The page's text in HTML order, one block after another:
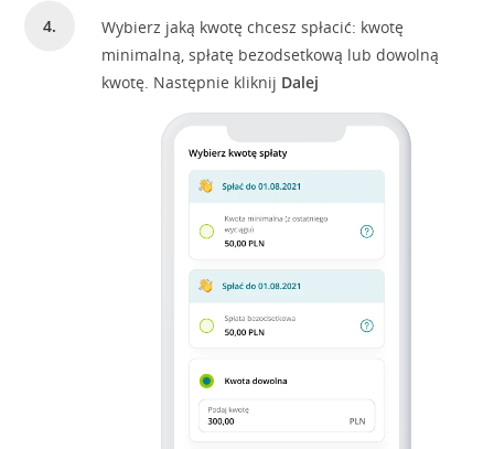
Wybierz jaką kwotę chcesz spłacić: kwotę
minimalną, spłatę bezodsetkową lub dowolną
kwotę. Następnie kliknij Dalej